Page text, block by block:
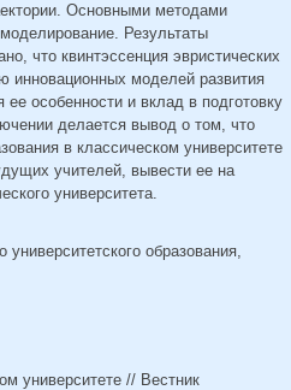
Основными методами
Результаты
что квинтэссенция эвристических
инновационных моделей развития
особенности и вклад в подготовку
делается вывод о том, что
в классическом университете
учителей, вывести ее на
университета.
образования,
университете // Вестник